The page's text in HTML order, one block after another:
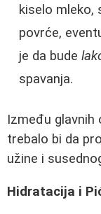
kiselo mleko,
povrće,
je da bude
spavanja.
Između glavnih
trebalo bi da
užine i
Hidratacija i